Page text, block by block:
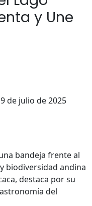
y Une
de julio de 2025
destaca por su
del